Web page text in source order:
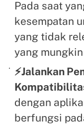
Pada saat
kesempatan
yang tidak
yang
⚡Jalankan
dengan
berfungsi